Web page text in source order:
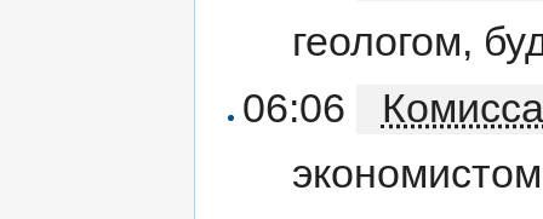
геологом,
06:06